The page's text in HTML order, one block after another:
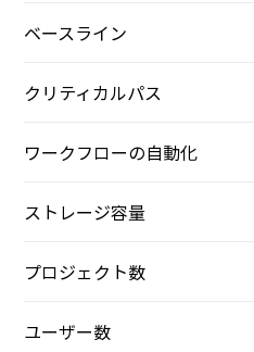
ベースライン
クリティカルパス
ワークフローの自動化
ストレージ容量
プロジェクト数
ユーザー数